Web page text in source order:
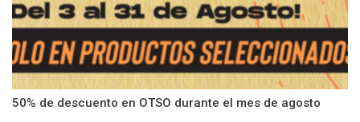
50% de descuento en OTSO durante el mes de agosto